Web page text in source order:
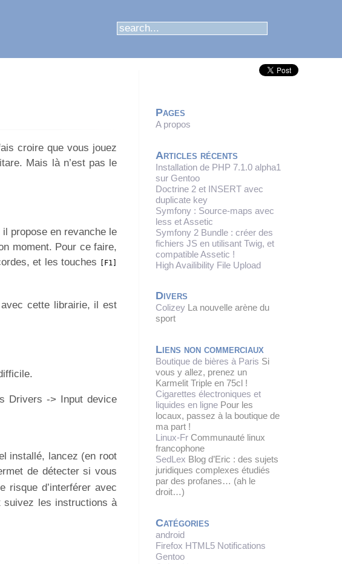
croire que vous jouez
Mais là n’est pas le
propose en revanche le
moment. Pour ce faire,
et les touches [F1]
cette librairie, il est
Drivers -> Input device
installé, lancez (en root
de détecter si vous
d’interférer avec
les instructions à
Pages
A propos
Articles récents
Installation de PHP 7.1.0 alpha1
sur Gentoo
Doctrine 2 et INSERT avec
duplicate key
Symfony : Source-maps avec
less et Assetic
Symfony 2 Bundle : créer des
fichiers JS en utilisant Twig, et
compatible Assetic !
High Availibility File Upload
Divers
Colizey La nouvelle arène du
sport
Liens non commerciaux
Boutique de bières à Paris Si
vous y allez, prenez un
Karmelit Triple en 75cl !
Cigarettes électroniques et
liquides en ligne Pour les
locaux, passez à la boutique de
ma part !
Linux-Fr Communauté linux
francophone
SedLex Blog d’Eric : des sujets
juridiques complexes étudiés
par des profanes… (ah le
droit…)
Catégories
android
Firefox HTML5 Notifications
Gentoo